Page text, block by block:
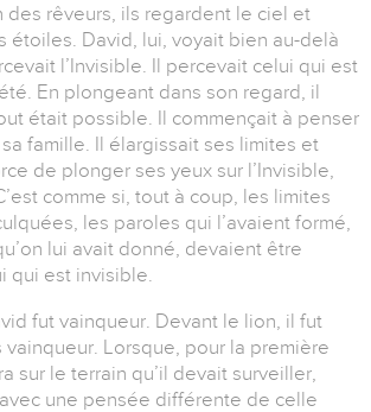
des rêveurs, ils regardent le ciel et
étoiles. David, lui, voyait bien au-delà
l’Invisible. Il percevait celui qui est
En plongeant dans son regard, il
était possible. Il commençait à penser
famille. Il élargissait ses limites et
de plonger ses yeux sur l’Invisible,
comme si, tout à coup, les limites
les paroles qui l’avaient formé,
lui avait donné, devaient être
qui est invisible.
fut vainqueur. Devant le lion, il fut
Lorsque, pour la première
sur le terrain qu’il devait surveiller,
une pensée différente de celle